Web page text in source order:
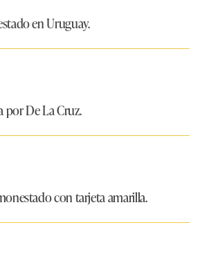
en Uruguay.
por De La Cruz.
con tarjeta amarilla.